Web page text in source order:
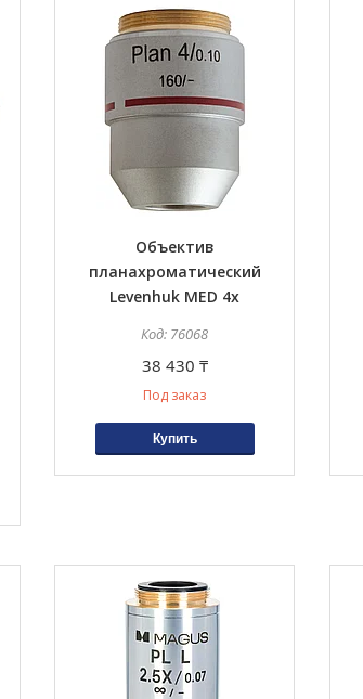
Объектив
планахроматический
Levenhuk MED 4x
76068
38 430 ₸
Под заказ
Купить